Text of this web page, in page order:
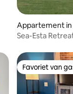
Appartement in
land
Sea-Esta
Favoriet van
Favoriet van